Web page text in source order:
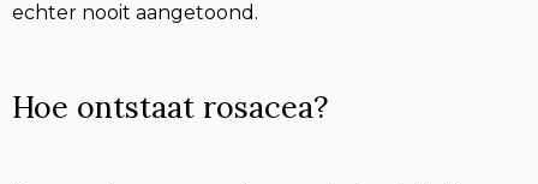
echter nooit aangetoond.
Hoe ontstaat rosacea?